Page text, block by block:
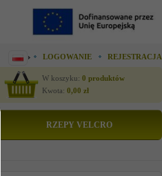
LOGOWANIE REJESTRACJA
W koszyku: 0 produktów
Kwota: 0,00 zł
RZEPY VELCRO